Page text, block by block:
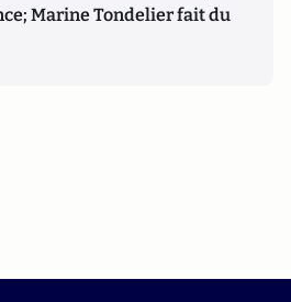
Marine Tondelier fait du